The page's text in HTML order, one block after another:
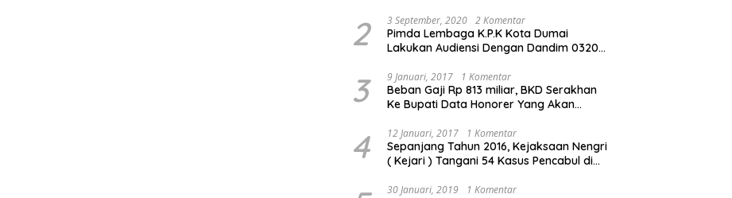
2 3 September, 2020 2 Komentar
Pimda Lembaga K.P.K Kota Dumai
Lakukan Audiensi Dengan Dandim 0320
3 9 Januari, 2017 1 Komentar
Beban Gaji Rp 813 miliar, BKD Serakhan
Ke Bupati Data Honorer Yang Akan
4 12 Januari, 2017 1 Komentar
Sepanjang Tahun 2016, Kejaksaan Nengri
( Kejari ) Tangani 54 Kasus Pencabul di
30 Januari, 2019 1 Komentar